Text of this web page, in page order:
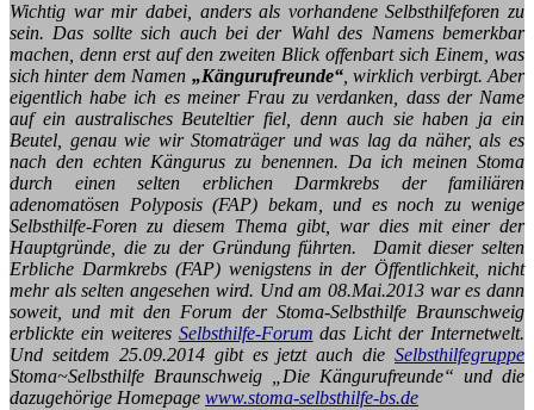
Wichtig war mir dabei, anders als vorhandene Selbsthilfeforen zu
sein. Das sollte sich auch bei der Wahl des Namens bemerkbar
machen, denn erst auf den zweiten Blick offenbart sich Einem, was
sich hinter dem Namen „Kängurufreunde“, wirklich verbirgt. Aber
eigentlich habe ich es meiner Frau zu verdanken, dass der Name
auf ein australisches Beuteltier fiel, denn auch sie haben ja ein
Beutel, genau wie wir Stomaträger und was lag da näher, als es
nach den echten Kängurus zu benennen. Da ich meinen Stoma
durch einen selten erblichen Darmkrebs der familiären
adenomatösen Polyposis (FAP) bekam, und es noch zu wenige
Selbsthilfe-Foren zu diesem Thema gibt, war dies mit einer der
Hauptgründe, die zu der Gründung führten. Damit dieser selten
Erbliche Darmkrebs (FAP) wenigstens in der Öffentlichkeit, nicht
mehr als selten angesehen wird. Und am 08.Mai.2013 war es dann
soweit, und mit den Forum der Stoma-Selbsthilfe Braunschweig
erblickte ein weiteres Selbsthilfe-Forum das Licht der Internetwelt.
Und seitdem 25.09.2014 gibt es jetzt auch die Selbsthilfegruppe
Stoma~Selbsthilfe Braunschweig „Die Kängurufreunde“ und die
dazugehörige Homepage www.stoma-selbsthilfe-bs.de